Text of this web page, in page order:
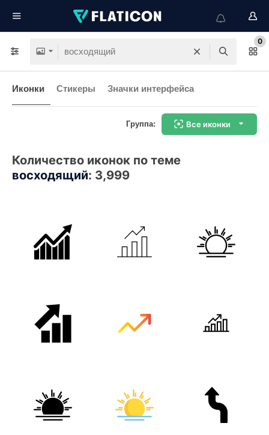
0
Иконки Стикеры Значки интерфейса
Группа: Все иконки
Количество иконок по теме
восходящий: 3,999